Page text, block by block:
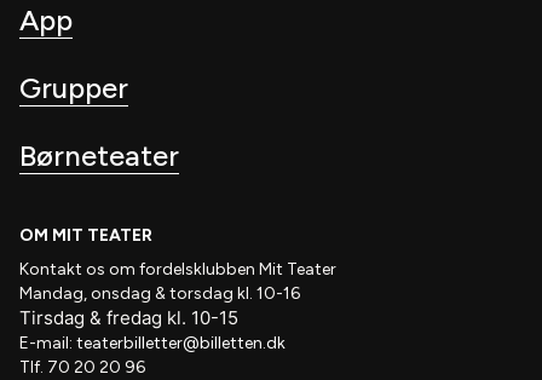
App
Grupper
Børneteater
OM MIT TEATER
Kontakt os om fordelsklubben Mit Teater
Mandag, onsdag & torsdag kl. 10-16
Tirsdag & fredag kl. 10-15
E-mail: teaterbilletter@billetten.dk
Tlf. 70 20 20 96